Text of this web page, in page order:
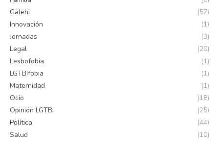
Galehi
(57)
Innovación
(1)
Jornadas
(3)
Legal
(20)
Lesbofobia
(1)
LGTBIfobia
(1)
Maternidad
(1)
Ocio
(18)
Opinión LGTBI
(25)
Política
(44)
Salud
(10)